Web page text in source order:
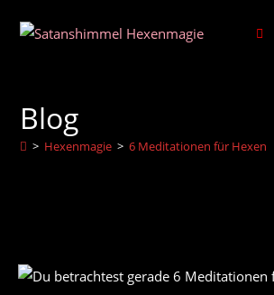
Inhalt
Blog
> Hexenmagie > 6 Meditationen für Hexen